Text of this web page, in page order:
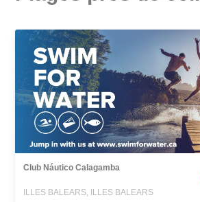
Club Náutico Calagamba
ILLES BALEARS, ILLES BALEARS